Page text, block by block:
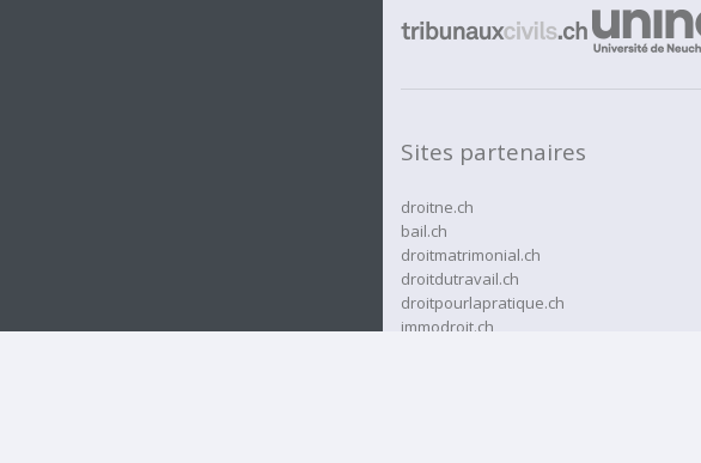
Sites partenaires
droitne.ch
bail.ch
droitmatrimonial.ch
droitdutravail.ch
droitpourlapratique.ch
immodroit.ch